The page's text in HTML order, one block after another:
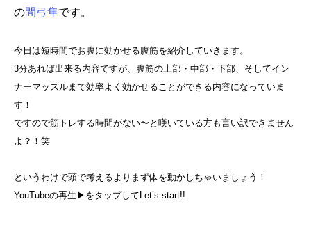
の間弓隼です。
今日は短時間でお腹に効かせる腹筋を紹介していきます。
3分あれば出来る内容ですが、腹筋の上部・中部・下部、そしてイン
ナーマッスルまで効率よく効かせることができる内容になっていま
す！
ですので筋トレする時間がない〜と嘆いている方も言い訳できません
よ？！笑
というわけで頭で考えるよりまず体を動かしちゃいましょう！
YouTubeの再生▶︎をタップしてLet’s start!!